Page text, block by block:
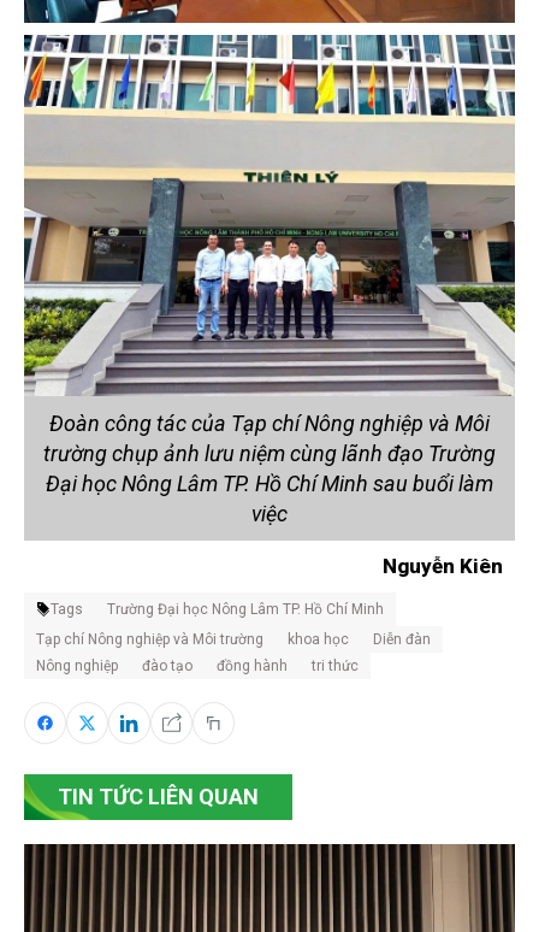
Đoàn công tác của Tạp chí Nông nghiệp và Môi
trường chụp ảnh lưu niệm cùng lãnh đạo Trường
Đại học Nông Lâm TP. Hồ Chí Minh sau buổi làm
việc
Nguyễn Kiên
Tags
Trường Đại học Nông Lâm TP. Hồ Chí Minh
Tạp chí Nông nghiệp và Môi trường
khoa học
Diễn đàn
Nông nghiệp
đào tạo đồng hành tri thức
TIN TỨC LIÊN QUAN